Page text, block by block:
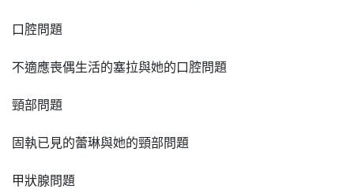
口腔問題
不適應喪偶生活的塞拉與她的口腔問題
頸部問題
固執已見的蕾琳與她的頸部問題
甲狀腺問題